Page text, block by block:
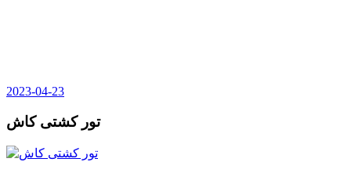
2023-04-23
تور کشتی کاش